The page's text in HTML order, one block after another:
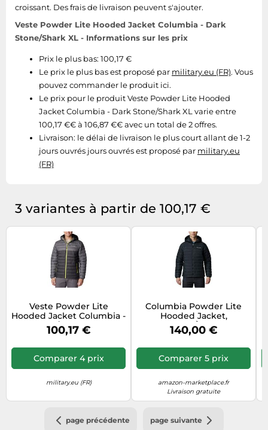
Tablettes tactiles
Tondeuses cheveux & barbe
Téléphonie
Téléviseurs
Télévision & vidéo
Électroménager
croissant. Des frais de livraison peuvent s'ajouter.
Veste Powder Lite Hooded Jacket Columbia - Dark
Stone/Shark XL - Informations sur les prix
Prix le plus bas: 100,17 €
Le prix le plus bas est proposé par military.eu (FR). Vous
pouvez commander le produit ici.
Le prix pour le produit Veste Powder Lite Hooded
Jacket Columbia - Dark Stone/Shark XL varie entre
100,17 €€ à 106,87 €€ avec un total de 2 offres.
Livraison: le délai de livraison le plus court allant de 1-2
jours ouvrés jours ouvrés est proposé par military.eu
(FR)
3 variantes à partir de 100,17 €
Veste Powder Lite
Hooded Jacket Columbia -
Shark/City Grey S
100,17 €
Comparer 4 prix
military.eu (FR)
Columbia Powder Lite
Hooded Jacket,
Doudoune À Capuche
Homme, Black, Taille S
140,00 €
Comparer 5 prix
amazon-marketplace.fr
Livraison gratuite
page précédente page suivante